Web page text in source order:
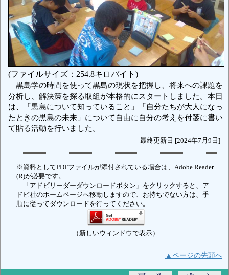
(ファイルサイズ：254.8キロバイト)
黒島学の時間を使って黒島の現状を把握し、将来への課題を
分析し、解決策を探る取組が本格的にスタートしました。本日
は、「黒島について知っていること」「自分たちが大人になっ
たときの黒島の未来」について自由に自分の考えを付箋に書い
て貼る活動を行いました。
最終更新日 [2024年7月9日]
※資料としてPDFファイルが添付されている場合は、Adobe Reader
(R)が必要です。
「アドビリーダーダウンロードボタン」をクリックすると、ア
ドビ社のホームページへ移動しますので、お持ちでない方は、手
順に従ってダウンロードを行ってください。
（新しいウィンドウで表示）
▲ページの先頭へ